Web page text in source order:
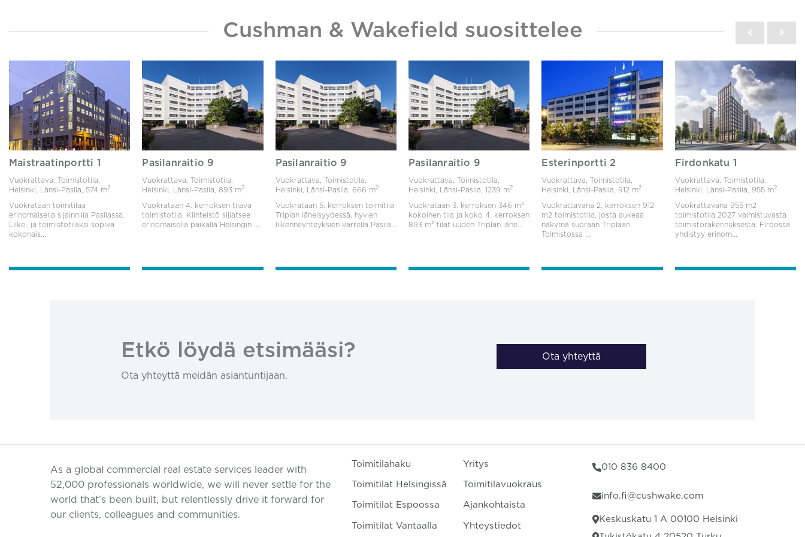
Cushman & Wakefield suosittelee
Maistraatinportti 1
Vuokrattava, Toimistotila,
Helsinki, Länsi-Pasila, 574 m2
Vuokrataan toimitilaa
erinomaisella sijainnilla Pasilassa.
Liike- ja toimistotilaksi sopiva
kokonais...
Pasilanraitio 9
Vuokrattava, Toimistotila,
Helsinki, Länsi-Pasila,893 m2
Vuokrataan 4. kerroksen tilava
toimistotila. Kiinteistö sijiatsee
erinomaisella paikalla Helsingin ...
Pasilanraitio 9
Vuokrattava, Toimistotila,
Helsinki, Länsi-Pasila, 666 m2
Vuokrataan 5. kerroksen toimitila
Triplan läheisyydessä, hyvien
liikenneyhteyksien varrella Pasila...
Pasilanraitio 9
Vuokrattava, Toimistotila,
Helsinki, Länsi-Pasila, 1239 m2
Vuokrataan 3. kerroksen 346 m²
kokoinen tila ja koko 4. kerroksen
893 m² tilat uuden Triplan lähe...
Esterinportti 2
Vuokrattava, Toimistotila,
Helsinki, Länsi-Pasila, 912 m2
Vuokrattavana 2. kerroksen 912
m2 toimistotila, josta aukeaa
näkymä suoraan Triplaan.
Toimistossa ...
Firdonkatu 1
Vuokrattava, Toimistotila,
Helsinki, Länsi-Pasila,
955 m2
Vuokrattavana 955 m2
toimistotila 2027 valmistuvasta
toimistorakennuksesta. Firdossa
yhdistyy erinom...
Etkö löydä etsimääsi?
Ota yhteyttä meidän asiantuntijaan.
Ota yhteyttä
As a global commercial real estate services leader with
52,000 professionals worldwide, we will never settle for the
world that’s been built, but relentlessly drive it forward for
our clients, colleagues and communities.
Toimitilahaku
Toimitilat Helsingissä
Toimitilat Espoossa
Toimitilat Vantaalla
Yritys
Toimitilavuokraus
Ajankohtaista
Yhteystiedot
010 836 8400
info.fi@cushwake.com
Keskuskatu 1 A 00100 Helsinki